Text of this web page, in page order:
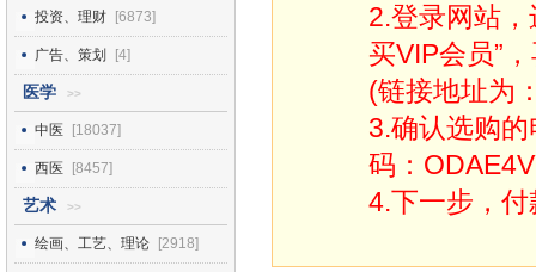
投资、理财 [6873]
广告、策划 [4]
医学 >>
中医 [18037]
西医 [8457]
艺术 >>
绘画、工艺、理论 [2918]
2.登录网站，
买VIP会员”
(链接地址为
3.确认选购
码：
4.下一步，